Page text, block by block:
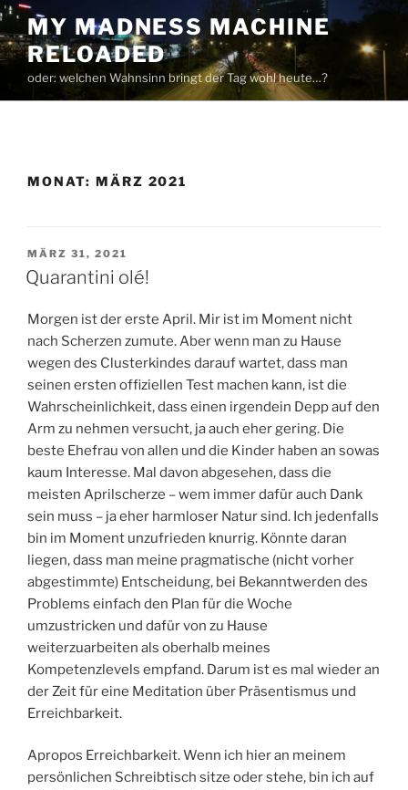
Zum
Inhalt
springen
MY MADNESS MACHINE
RELOADED
oder: welchen Wahnsinn bringt der Tag wohl heute…?
MONAT: MÄRZ 2021
VERÖFFENTLICHT
AM
MÄRZ 31, 2021
Quarantini olé!
Morgen ist der erste April. Mir ist im Moment nicht
nach Scherzen zumute. Aber wenn man zu Hause
wegen des Clusterkindes darauf wartet, dass man
seinen ersten offiziellen Test machen kann, ist die
Wahrscheinlichkeit, dass einen irgendein Depp auf den
Arm zu nehmen versucht, ja auch eher gering. Die
beste Ehefrau von allen und die Kinder haben an sowas
kaum Interesse. Mal davon abgesehen, dass die
meisten Aprilscherze – wem immer dafür auch Dank
sein muss – ja eher harmloser Natur sind. Ich jedenfalls
bin im Moment unzufrieden knurrig. Könnte daran
liegen, dass man meine pragmatische (nicht vorher
abgestimmte) Entscheidung, bei Bekanntwerden des
Problems einfach den Plan für die Woche
umzustricken und dafür von zu Hause
weiterzuarbeiten als oberhalb meines
Kompetenzlevels empfand. Darum ist es mal wieder an
der Zeit für eine Meditation über Präsentismus und
Erreichbarkeit.
Apropos Erreichbarkeit. Wenn ich hier an meinem
persönlichen Schreibtisch sitze oder stehe, bin ich auf